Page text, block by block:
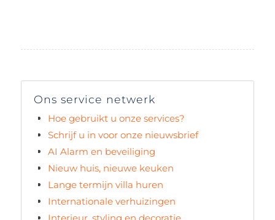
Ons service netwerk
Hoe gebruikt u onze services?
Schrijf u in voor onze nieuwsbrief
AI Alarm en beveiliging
Nieuw huis, nieuwe keuken
Lange termijn villa huren
Internationale verhuizingen